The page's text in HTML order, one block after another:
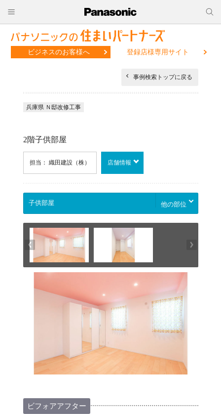
ビジネスのお客様へ 登録店様専用サイト
事例検索トップに戻る
兵庫県 Ｎ邸改修工事
2階子供部屋
担当： 織田建設（株） 店舗情報
他の部位
ビフォアアフター